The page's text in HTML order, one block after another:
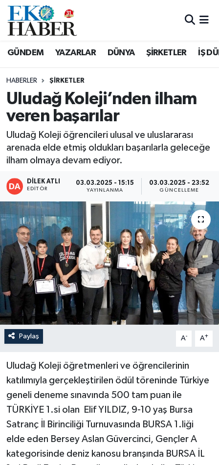
GÜNDEM YAZARLAR DÜNYA ŞİRKETLER İŞ
HABERLER ŞIRKETLER
Uludağ Koleji’nden ilham
veren başarılar
Uludağ Koleji öğrencileri ulusal ve uluslararası
arenada elde etmiş oldukları başarılarla geleceğe
ilham olmaya devam ediyor.
DİLEK ATLI
EDITÖR
03.03.2025 - 15:15
YAYINLANMA
03.03.2025 - 23:52
GÜNCELLEME
Paylaş A- A+
Uludağ Koleji öğretmenleri ve öğrencilerinin
katılımıyla gerçekleştirilen ödül töreninde Türkiye
geneli deneme sınavında 500 tam puan ile
TÜRKİYE 1.si olan Elif YILDIZ, 9-10 yaş Bursa
Satranç İl Birinciliği Turnuvasında BURSA 1.liği
elde eden Bersey Aslan Güvercinci, Gençler A
kategorisinde deniz kanosu branşında BURSA İL
Hava Durumu
Tüm Manşetler
Son Dakika Haberleri
Haber Arşivi